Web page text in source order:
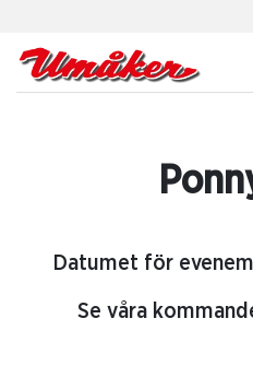
Datumet för
Se våra